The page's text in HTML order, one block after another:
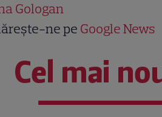
Gologan
ne pe Google News
Cel mai